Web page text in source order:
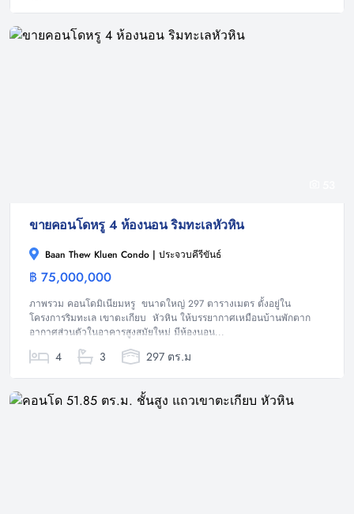
ขายคอนโดหรู 4 ห้องนอน ริมทะเลหัวหิน
Baan Thew Kluen Condo | ประจวบคีรีขันธ์
฿ 75,000,000
ภาพรวม คอนโดมิเนียมหรู ขนาดใหญ่ 297 ตารางเมตร ตั้งอยู่ใน
โครงการริมทะเล เขาตะเกียบ หัวหิน ให้บรรยากาศเหมือนบ้านพักตาก
อากาศส่วนตัวในอาคารสูงสมัยใหม่ มีห้องนอน...
4 3 297 ตร.ม